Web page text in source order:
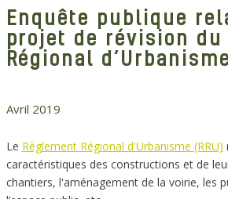
Enquête publique
projet de révision du
Régional
Avril 2019
Le Règlement Régional d'Urbanisme (RRU)
caractéristiques des constructions et de
chantiers, l'aménagement de la voirie, les